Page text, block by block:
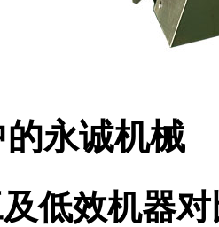
永诚机械
低效机器对